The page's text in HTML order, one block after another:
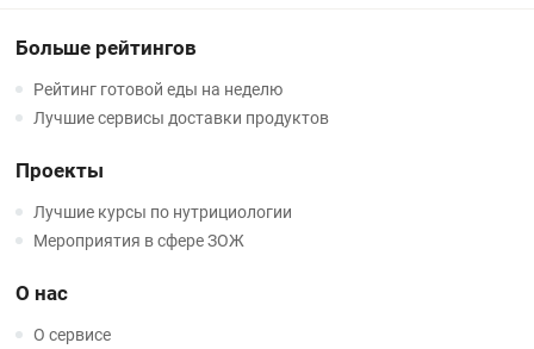
Больше рейтингов
Рейтинг готовой еды на неделю
Лучшие сервисы доставки продуктов
Проекты
Лучшие курсы по нутрициологии
Мероприятия в сфере ЗОЖ
О нас
О сервисе